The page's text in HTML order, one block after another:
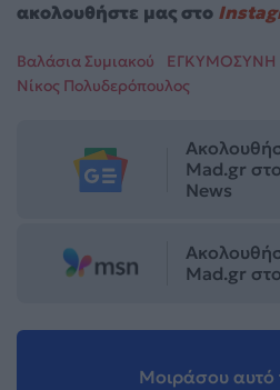
ακολουθήστε μας στο
Βαλάσια Συμιακού ΕΓΚΥΜΟΣΥΝΗ
Νίκος Πολυδερόπουλος
Mad.gr
News
Mad.gr
Μοιράσου αυτό